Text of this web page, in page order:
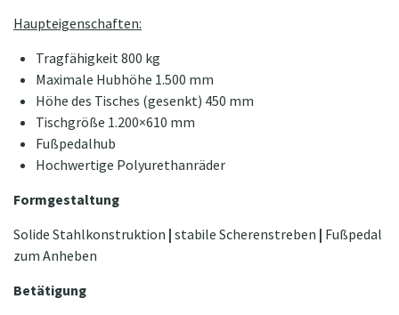
Haupteigenschaften:
Tragfähigkeit 800 kg
Maximale Hubhöhe 1.500 mm
Höhe des Tisches (gesenkt) 450 mm
Tischgröße 1.200×610 mm
Fußpedalhub
Hochwertige Polyurethanräder
Formgestaltung
Solide Stahlkonstruktion |stabile Scherenstreben | Fußpedal
zum Anheben
Betätigung